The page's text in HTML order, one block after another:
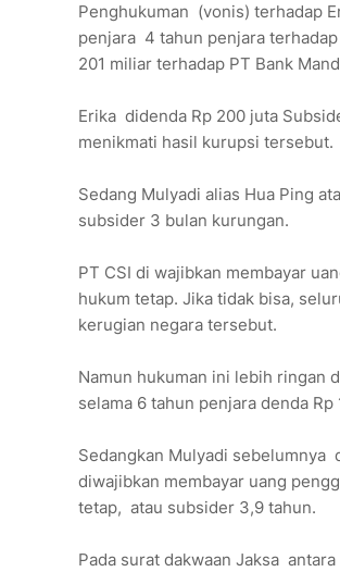
Penghukuman (vonis) terhadap
penjara 4 tahun penjara
201 miliar terhadap PT Bank
Erika didenda Rp 200 juta
menikmati hasil kurupsi tersebut.
Sedang Mulyadi alias Hua Ping
subsider 3 bulan kurungan.
PT CSI di wajibkan membayar
hukum tetap. Jika tidak bisa,
kerugian negara tersebut.
Namun hukuman ini lebih ringan
selama 6 tahun penjara denda
Sedangkan Mulyadi sebelumnya
diwajibkan membayar uang
tetap, atau subsider 3,9 tahun.
Pada surat dakwaan Jaksa